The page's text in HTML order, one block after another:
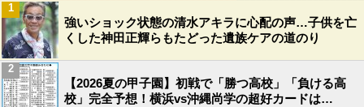
強いショック状態の清水アキラに心配の声…子供を亡
くした神田正輝らもたどった遺族ケアの道のり
1
【2026夏の甲子園】初戦で「勝つ高校」「負ける高
校」完全予想！横浜vs沖縄尚学の超好カードは…
2